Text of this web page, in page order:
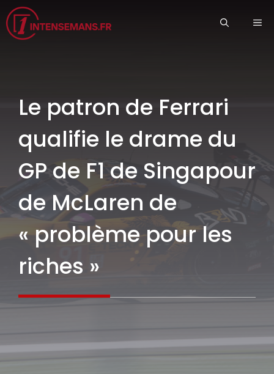
Aller
au
contenu
Le patron de Ferrari
qualifie le drame du
GP de F1 de Singapour
de McLaren de
« problème pour les
riches »